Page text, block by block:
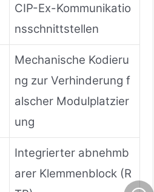
CIP-Ex-Kommunikatio
nsschnittstellen
Mechanische Kodieru
ng zur Verhinderung f
alscher Modulplatzier
ung
Integrierter abnehmb
arer Klemmenblock (R